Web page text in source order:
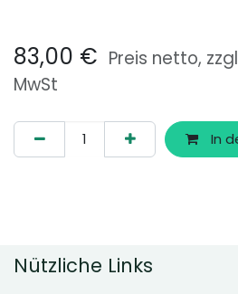
83,00 € Preis netto,
MwSt
In
Nützliche Links